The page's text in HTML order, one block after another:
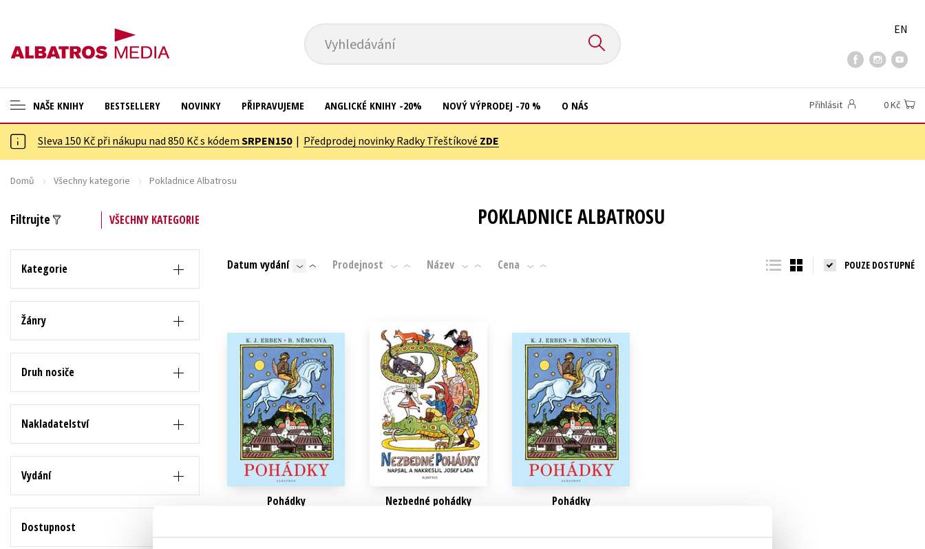
Vyhledávání
EN
NAŠE KNIHY
ANGLICKÉ KNIHY -20 %
NOVÝ VÝPRODEJ -70 %
ASTERIX S DÁRKEM
🎁DÁRKOVÉ PUBLIKACE
Beletrie pro děti
Beletrie pro dospělé
Byznys a ekonomie
Cestování
Dárkové publikace
Digitální fotografie
Esoterika a duchovní svět
Kariéra a osobní rozvoj
Počítače
Populárně - naučné pro děti
Předškoláci
Příroda a zahrada
Učebnice
Young adult (SK)
Zahraniční literatura
Zdraví a životní styl
Všechny tituly
BESTSELLERY NOVINKY PŘIPRAVUJEME ANGLICKÉ KNIHY -20% NOVÝ VÝPRODEJ -70 % O NÁS Přihlásit 0 Kč
Sleva 150 Kč při nákupu nad 850 Kč s kódem SRPEN150| Předprodej novinky Radky Třeštíkové ZDE
Domů Všechny kategorie Pokladnice Albatrosu
VŠECHNY KATEGORIE
Filtrujte
Kategorie
Žánry
Druh nosiče
Nakladatelství
Vydání
Dostupnost
POKLADNICE ALBATROSU
Datum vydání Prodejnost Název Cena POUZE DOSTUPNÉ
Pohádky Nezbedné pohádky Pohádky